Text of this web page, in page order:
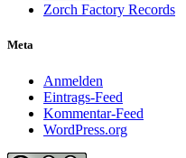
Zorch Factory Records
Meta
Anmelden
Eintrags-Feed
Kommentar-Feed
WordPress.org